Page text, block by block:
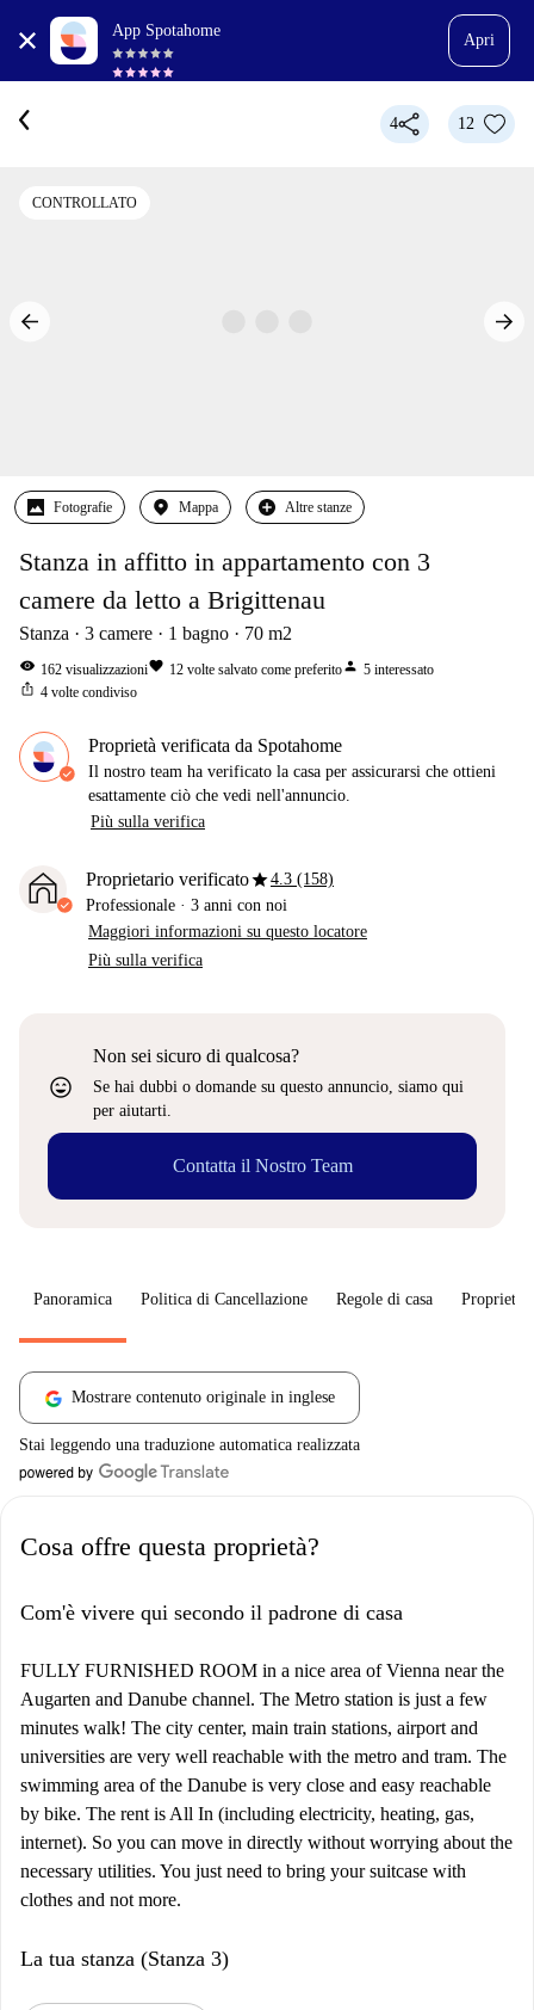
App Spotahome
Apri
4 12
CONTROLLATO
Fotografie Mappa Altre stanze
Stanza in affitto in appartamento con 3
camere da letto a Brigittenau
Stanza 3 camere 1 bagno 70 m2
visibility 162 visualizzazionifavorite 12 volte salvato come preferitoperson 5 interessato
ios_share 4 volte condiviso
Proprietà verificata da Spotahome
Il nostro team ha verificato la casa per assicurarsi che ottieni
esattamente ciò che vedi nell'annuncio.
Più sulla verifica
Proprietario verificatostar4.3 (158)
Professionale · 3 anni con noi
Maggiori informazioni su questo locatore
Più sulla verifica
sentiment_very_satisfied
Non sei sicuro di qualcosa?
Se hai dubbi o domande su questo annuncio, siamo qui
per aiutarti.
Contatta il Nostro Team
Panoramica Politica di Cancellazione Regole di casa
Mostrare contenuto originale in inglese
Stai leggendo una traduzione automatica realizzata
Cosa offre questa proprietà?
Com'è vivere qui secondo il padrone di casa
FULLY FURNISHED ROOM in a nice area of Vienna near the
Augarten and Danube channel. The Metro station is just a few
minutes walk! The city center, main train stations, airport and
universities are very well reachable with the metro and tram. The
swimming area of the Danube is very close and easy reachable
by bike. The rent is All In (including electricity, heating, gas,
internet). So you can move in directly without worrying about the
necessary utilities. You just need to bring your suitcase with
clothes and not more.
La tua stanza (Stanza 3)